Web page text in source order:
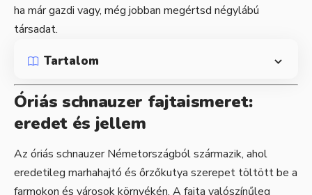
ha már gazdi vagy, még jobban megértsd négylábú
társadat.
Tartalom
Óriás schnauzer fajtaismeret:
eredet és jellem
Az óriás schnauzer Németországból származik, ahol
eredetileg marhahajtó és őrzőkutya szerepet töltött be a
farmokon és városok környékén. A fajta valószínűleg